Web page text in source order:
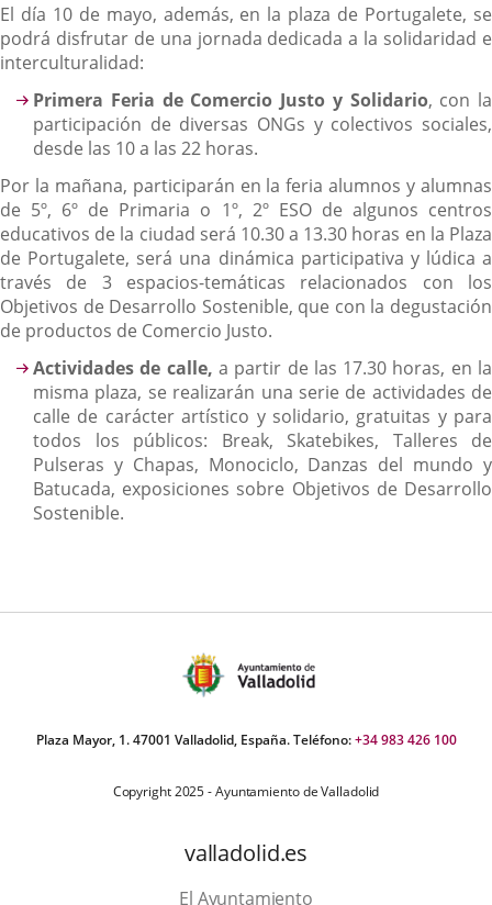
El día 10 de mayo, además, en la plaza de Portugalete, se
podrá disfrutar de una jornada dedicada a la solidaridad e
interculturalidad:
Primera Feria de Comercio Justo y Solidario, con la
participación de diversas ONGs y colectivos sociales,
desde las 10 a las 22 horas.
Por la mañana, participarán en la feria alumnos y alumnas
de 5º, 6º de Primaria o 1º, 2º ESO de algunos centros
educativos de la ciudad será 10.30 a 13.30 horas en la Plaza
de Portugalete, será una dinámica participativa y lúdica a
través de 3 espacios-temáticas relacionados con los
Objetivos de Desarrollo Sostenible, que con la degustación
de productos de Comercio Justo.
Actividades de calle, a partir de las 17.30 horas, en la
misma plaza, se realizarán una serie de actividades de
calle de carácter artístico y solidario, gratuitas y para
todos los públicos: Break, Skatebikes, Talleres de
Pulseras y Chapas, Monociclo, Danzas del mundo y
Batucada, exposiciones sobre Objetivos de Desarrollo
Sostenible.
Plaza Mayor, 1. 47001 Valladolid, España. Teléfono:+34 983 426 100
Copyright 2025 - Ayuntamiento de Valladolid
valladolid.es
El Ayuntamiento